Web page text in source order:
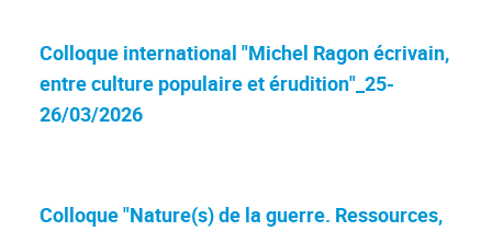
Colloque international "Michel Ragon écrivain,
entre culture populaire et érudition"_25-
26/03/2026
Colloque "Nature(s) de la guerre. Ressources,